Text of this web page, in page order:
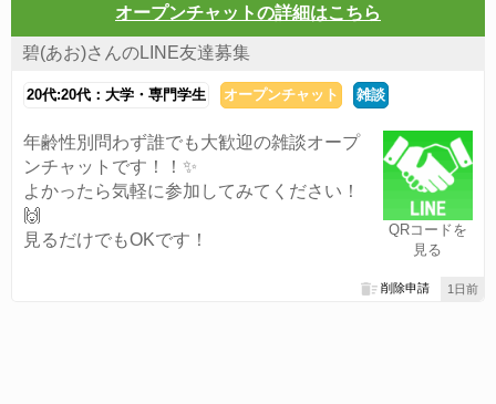
オープンチャットの詳細はこちら
碧(あお)さんのLINE友達募集
20代:20代：大学・専門学生 オープンチャット 雑談
QRコードを
見る
年齢性別問わず誰でも大歓迎の雑談オープ
ンチャットです！！✨
よかったら気軽に参加してみてください！
🙌
見るだけでもOKです！
1日前
削除申請